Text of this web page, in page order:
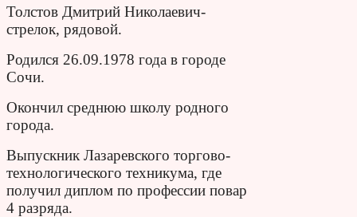
Толстов Дмитрий Николаевич-
стрелок, рядовой.
Родился 26.09.1978 года в городе
Сочи.
Окончил среднюю школу родного
города.
Выпускник Лазаревского торгово-
технологического техникума, где
получил диплом по профессии повар
4 разряда.